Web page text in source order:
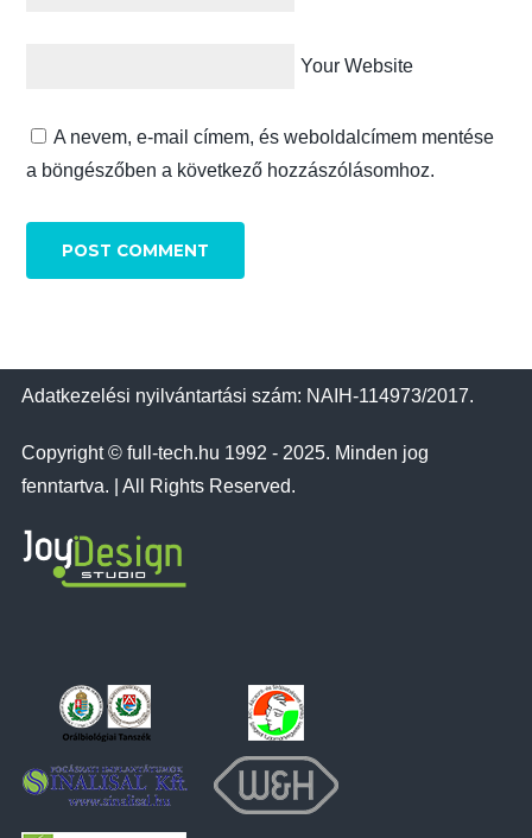
Your Website
A nevem, e-mail címem, és weboldalcímem mentése
a böngészőben a következő hozzászólásomhoz.
Adatkezelési nyilvántartási szám: NAIH-114973/2017.
Copyright © full-tech.hu 1992 - 2025. Minden jog
fenntartva. | All Rights Reserved.